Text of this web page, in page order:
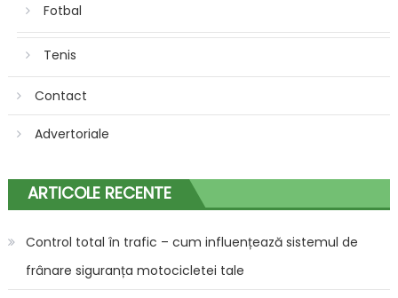
Fotbal
Tenis
Contact
Advertoriale
ARTICOLE RECENTE
Control total în trafic – cum influențează sistemul de
frânare siguranța motocicletei tale